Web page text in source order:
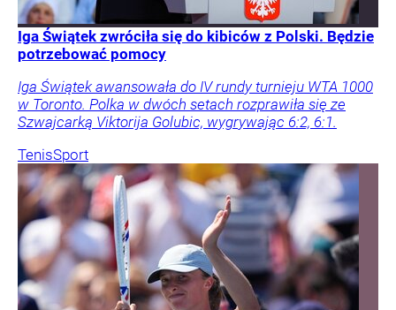
Iga Świątek zwróciła się do kibiców z Polski. Będzie
potrzebować pomocy
Iga Świątek awansowała do IV rundy turnieju WTA 1000
w Toronto. Polka w dwóch setach rozprawiła się ze
Szwajcarką Viktorija Golubic, wygrywając 6:2, 6:1.
TenisSport